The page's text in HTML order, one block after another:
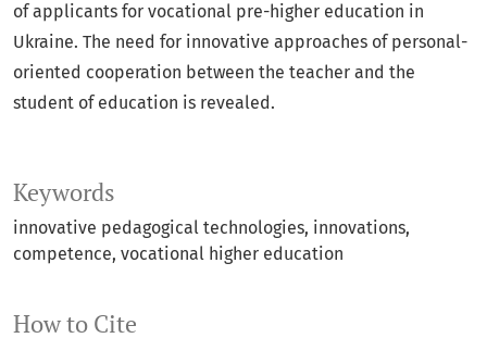
Keywords
innovative pedagogical technologies, innovations,
competence, vocational higher education
How to Cite
of applicants for vocational pre-higher education in
Ukraine. The need for innovative approaches of personal-
oriented cooperation between the teacher and the
student of education is revealed.